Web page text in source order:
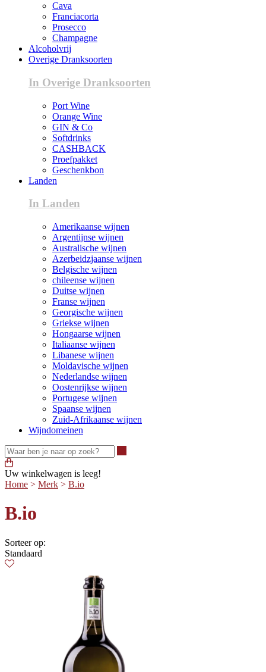
Cava
Franciacorta
Prosecco
Champagne
Alcoholvrij
Overige Dranksoorten
In Overige Dranksoorten
Port Wine
Orange Wine
GIN & Co
Softdrinks
CASHBACK
Proefpakket
Geschenkbon
Landen
In Landen
Amerikaanse wijnen
Argentijnse wijnen
Australische wijnen
Azerbeidzjaanse wijnen
Belgische wijnen
chileense wijnen
Duitse wijnen
Franse wijnen
Georgische wijnen
Griekse wijnen
Hongaarse wijnen
Italiaanse wijnen
Libanese wijnen
Moldavische wijnen
Nederlandse wijnen
Oostenrijkse wijnen
Portugese wijnen
Spaanse wijnen
Zuid-Afrikaanse wijnen
Wijndomeinen
Uw winkelwagen is leeg!
Home > Merk > B.io
B.io
Sorteer op:
Standaard